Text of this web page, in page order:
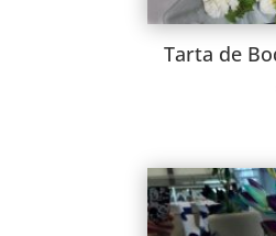
Tarta de